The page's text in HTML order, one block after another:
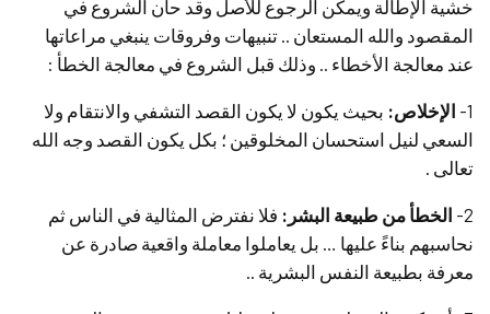
خشية الإطالة ويمكن الرجوع للأصل وقد حان الشروع في
المقصود والله المستعان .. تنبيهات وفروقات ينبغي مراعاتها
عند معالجة الأخطاء .. وذلك قبل الشروع في معالجة الخطأ :
1- الإخلاص: بحيث يكون لا يكون القصد التشفي والانتقام ولا
السعي لنيل استحسان المخلوقين ؛ بكل يكون القصد وجه الله
تعالى .
2- الخطأ من طبيعة البشر: فلا نفترض المثالية في الناس ثم
نحاسبهم بناءً عليها … بل يعاملوا معاملة واقعية صادرة عن
معرفة بطبيعة النفس البشرية ..